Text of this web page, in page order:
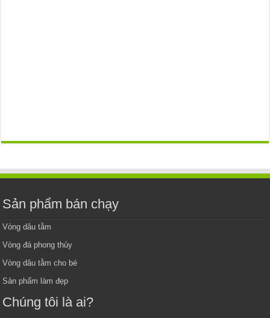
Sản phẩm bán chạy
Vòng dâu tằm
Vòng đá phong thủy
Vòng dâu tằm cho bé
Sản phẩm làm đẹp
Chúng tôi là ai?